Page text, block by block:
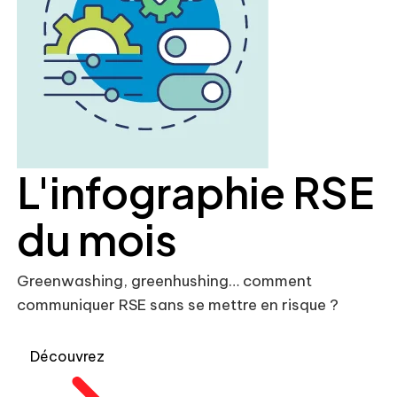
L'infographie RSE
du mois
Greenwashing, greenhushing… comment
communiquer RSE sans se mettre en risque ?
Découvrez